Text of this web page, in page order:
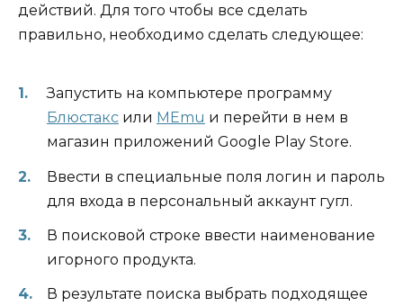
действий. Для того чтобы все сделать
правильно, необходимо сделать следующее:
Запустить на компьютере программу
Блюстакс или MEmu и перейти в нем в
магазин приложений Google Play Store.
Ввести в специальные поля логин и пароль
для входа в персональный аккаунт гугл.
В поисковой строке ввести наименование
игорного продукта.
В результате поиска выбрать подходящее